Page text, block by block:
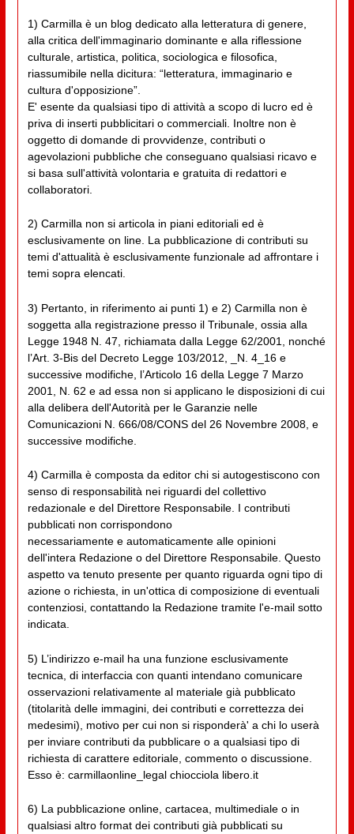
1) Carmilla è un blog dedicato alla letteratura di genere,
alla critica dell'immaginario dominante e alla riflessione
culturale, artistica, politica, sociologica e filosofica,
riassumibile nella dicitura: “letteratura, immaginario e
cultura d'opposizione”.
E' esente da qualsiasi tipo di attività a scopo di lucro ed è
priva di inserti pubblicitari o commerciali. Inoltre non è
oggetto di domande di provvidenze, contributi o
agevolazioni pubbliche che conseguano qualsiasi ricavo e
si basa sull'attività volontaria e gratuita di redattori e
collaboratori.
2) Carmilla non si articola in piani editoriali ed è
esclusivamente on line. La pubblicazione di contributi su
temi d'attualità è esclusivamente funzionale ad affrontare i
temi sopra elencati.
3) Pertanto, in riferimento ai punti 1) e 2) Carmilla non è
soggetta alla registrazione presso il Tribunale, ossia alla
Legge 1948 N. 47, richiamata dalla Legge 62/2001, nonché
l’Art. 3-Bis del Decreto Legge 103/2012, _N. 4_16 e
successive modifiche, l’Articolo 16 della Legge 7 Marzo
2001, N. 62 e ad essa non si applicano le disposizioni di cui
alla delibera dell'Autorità per le Garanzie nelle
Comunicazioni N. 666/08/CONS del 26 Novembre 2008, e
successive modifiche.
4) Carmilla è composta da editor chi si autogestiscono con
senso di responsabilità nei riguardi del collettivo
redazionale e del Direttore Responsabile. I contributi
pubblicati non corrispondono
necessariamente e automaticamente alle opinioni
dell'intera Redazione o del Direttore Responsabile. Questo
aspetto va tenuto presente per quanto riguarda ogni tipo di
azione o richiesta, in un'ottica di composizione di eventuali
contenziosi, contattando la Redazione tramite l'e-mail sotto
indicata.
5) L’indirizzo e-mail ha una funzione esclusivamente
tecnica, di interfaccia con quanti intendano comunicare
osservazioni relativamente al materiale già pubblicato
(titolarità delle immagini, dei contributi e correttezza dei
medesimi), motivo per cui non si risponderà' a chi lo userà
per inviare contributi da pubblicare o a qualsiasi tipo di
richiesta di carattere editoriale, commento o discussione.
Esso è: carmillaonline_legal chiocciola libero.it
6) La pubblicazione online, cartacea, multimediale o in
qualsiasi altro format dei contributi già pubblicati su